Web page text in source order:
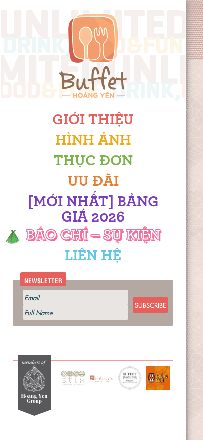
GIỚI THIỆU
HÌNH ẢNH
THỰC ĐƠN
ƯU ĐÃI
[MỚI NHẤT] BẢNG
GIÁ 2026
BÁO CHÍ – SỰ KIỆN
LIÊN HỆ
NEWSLETTER
SUBSCRIBE